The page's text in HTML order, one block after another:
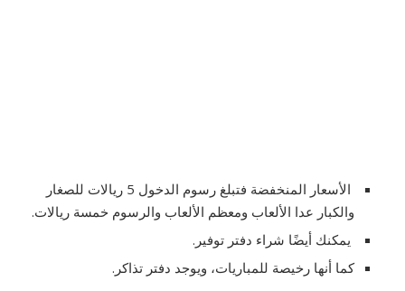
الأسعار المنخفضة فتبلغ رسوم الدخول 5 ريالات للصغار
والكبار عدا الألعاب ومعظم الألعاب والرسوم خمسة ريالات.
يمكنك أيضًا شراء دفتر توفير.
كما أنها رخيصة للمباريات، ويوجد دفتر تذاكر.